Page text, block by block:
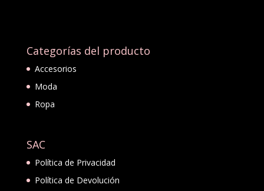
Categorías del producto
Accesorios
Moda
Ropa
SAC
Política de Privacidad
Política de Devolución